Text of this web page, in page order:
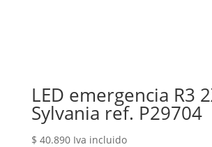
LED emergencia R3
Sylvania ref. P29704
$ 40.890 Iva incluido